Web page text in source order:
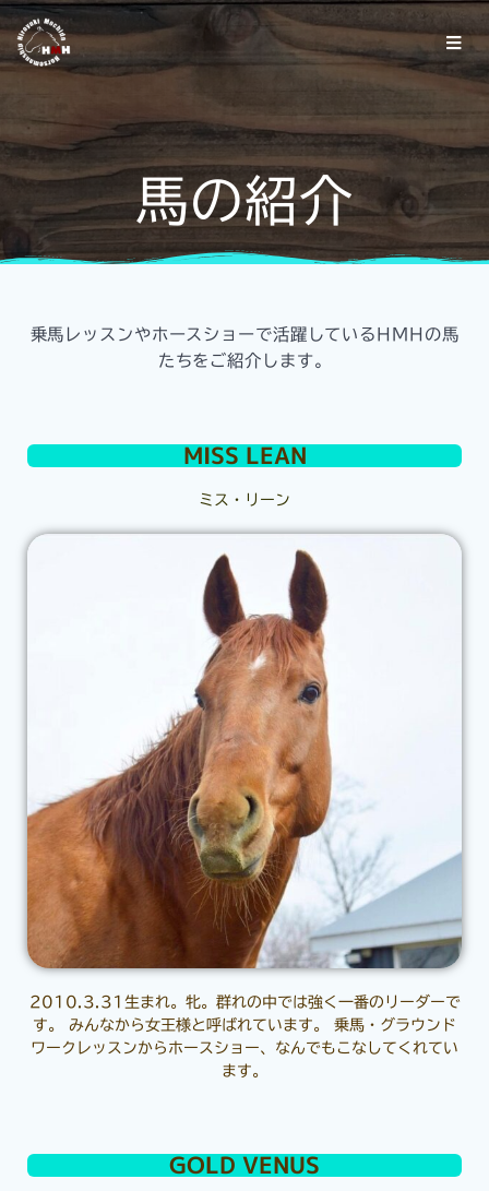
馬の紹介
乗馬レッスンやホースショーで活躍しているHMHの馬
たちをご紹介します。
MISS LEAN
ミス・リーン
2010.3.31生まれ。牝。群れの中では強く一番のリーダーで
す。 みんなから女王様と呼ばれています。 乗馬・グラウンド
ワークレッスンからホースショー、なんでもこなしてくれてい
ます。
GOLD VENUS